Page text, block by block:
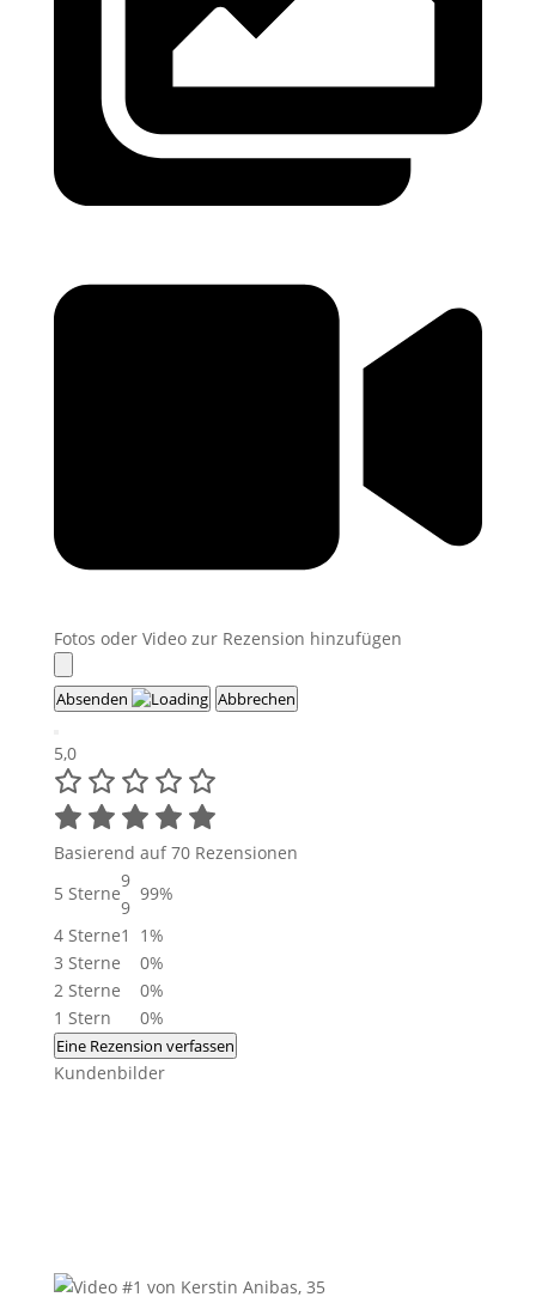
Fotos oder Video zur Rezension hinzufügen
Absenden Abbrechen
5,0
Basierend auf 70 Rezensionen
5 Sterne
9
9
99%
4 Sterne1
1%
3 Sterne
0%
2 Sterne
0%
1 Stern
0%
Eine Rezension verfassen
Kundenbilder